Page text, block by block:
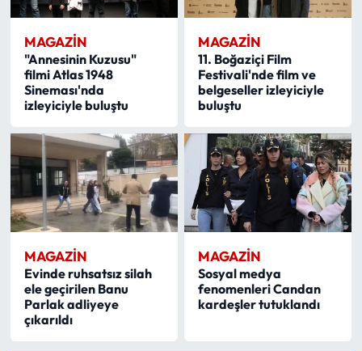
MAGAZİN
"Annesinin Kuzusu"
filmi Atlas 1948
Sineması'nda
izleyiciyle buluştu
MAGAZİN
11. Boğaziçi Film
Festivali'nde film ve
belgeseller izleyiciyle
buluştu
MAGAZİN
Evinde ruhsatsız silah
ele geçirilen Banu
Parlak adliyeye
çıkarıldı
MAGAZİN
Sosyal medya
fenomenleri Candan
kardeşler tutuklandı